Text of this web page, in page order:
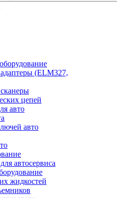
(ELM327,
цепей
авто
авто
автосервиса
жидкостей